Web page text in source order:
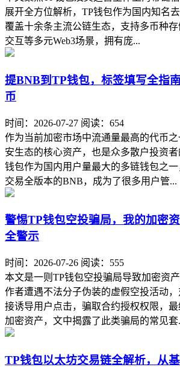
展开全方位解析，TP钱包作为国内知名
覆盖十余条主流公链生态，支持多币种
交互等多元Web3场景，拥有庞...
提BNB到TP钱包，标签填写全指
币
时间：2026-07-27 阅读：654
作为当前加密市场中流通量最高的代币
安生态的核心资产，也是众多散户投资
钱包作为国内用户量最大的多链钱包之一
交易全版本的BNB，成为了很多用户管...
警惕TP钱包空投骗局，我的加密
全警示
时间：2026-07-26 阅读：555
本文是一则TP钱包空投骗局导致加密资
作者遭遇不法分子伪装的虚假空投活动
接诱导用户点击，骗取合约授权权限，
加密资产，文中揭露了此类骗局的常见套
TP钱包以太坊交易链全解析，从